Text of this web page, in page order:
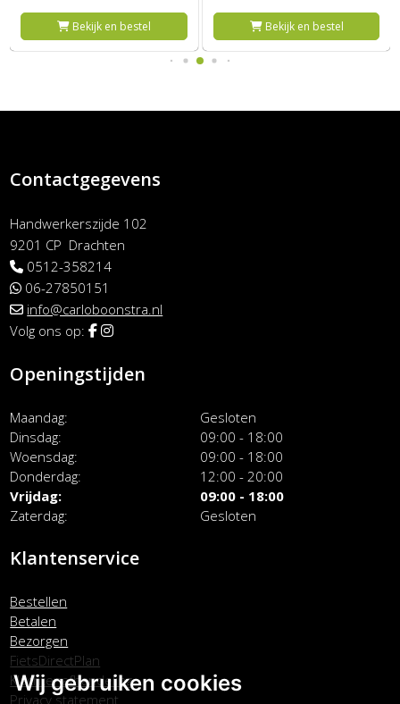
Bekijk en bestel Bekijk en bestel
Contactgegevens
Handwerkerszijde 102
9201 CP Drachten
0512-358214
06-27850151
info@carloboonstra.nl
Volg ons op:
Openingstijden
Maandag
Gesloten
Dinsdag
09:00 - 18:00
Woensdag
09:00 - 18:00
Donderdag
12:00 - 20:00
Vrijdag
09:00 - 18:00
Zaterdag
Gesloten
Klantenservice
Bestellen
Betalen
Bezorgen
FietsDirectPlan
Klachtenafhandeling
Privacy statement
Wij gebruiken cookies